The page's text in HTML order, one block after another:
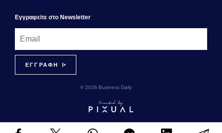
Εγγραφεiτε στο Newsletter
© 2026 Business Daily